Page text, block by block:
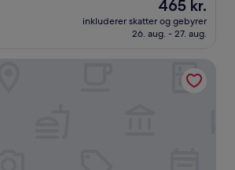
er
465 kr.
465 kr.
inkluderer skatter og gebyrer
26. aug. - 27. aug.